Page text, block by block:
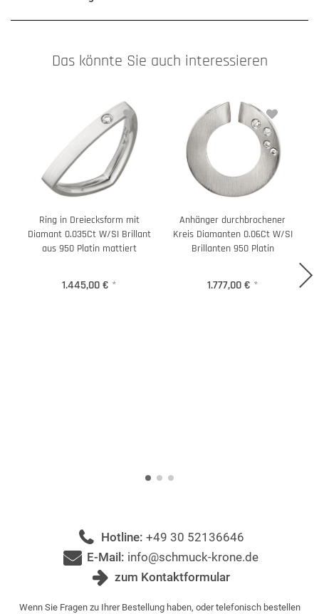
Das könnte Sie auch interessieren
Ring in Dreiecksform mit
Diamant 0.035Ct W/SI Brillant
aus 950 Platin mattiert
1.445,00 € *
Anhänger durchbrochener
Kreis Diamanten 0.06Ct W/SI
Brillanten 950 Platin
1.777,00 € *
Hotline: +49 30 52136646
E-Mail: info@schmuck-krone.de
zum Kontaktformular
Wenn Sie Fragen zu Ihrer Bestellung haben, oder telefonisch bestellen